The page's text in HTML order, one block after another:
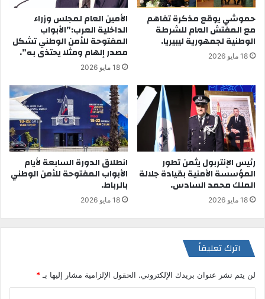
حموشي يوقع مذكرة تفاهم
مع المفتش العام للشرطة
الوطنية لجمهورية ليبيريا.
18 مايو 2026
الأمين العام لمجلس وزراء
الداخلية العرب:”الأبواب
المفتوحة للأمن الوطني تشكل
مصدر إلهام ومثلا يحتذى به”.
18 مايو 2026
رئيس الإنتربول يثمن تطور
المؤسسة الأمنية بقيادة جلالة
الملك محمد السادس.
18 مايو 2026
انطلاق الدورة السابعة لأيام
الأبواب المفتوحة للأمن الوطني
بالرباط.
18 مايو 2026
اترك تعليقاً
لن يتم نشر عنوان بريدك الإلكتروني. الحقول الإلزامية مشار إليها بـ*